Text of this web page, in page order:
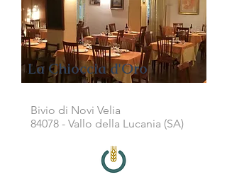
La Chioccia d'Oro
Bivio di Novi Velia
84078 - Vallo della Lucania (SA)